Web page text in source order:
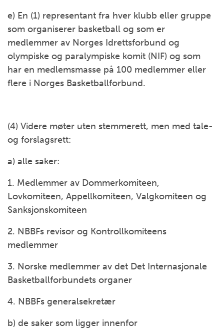
e) En (1) representant fra hver klubb eller gruppe
som organiserer basketball og som er
medlemmer av Norges Idrettsforbund og
olympiske og paralympiske komit (NIF) og som
har en medlemsmasse på 100 medlemmer eller
flere i Norges Basketballforbund.
(4) Videre møter uten stemmerett, men med tale-
og forslagsrett:
a) alle saker:
1. Medlemmer av Dommerkomiteen,
Lovkomiteen, Appellkomiteen, Valgkomiteen og
Sanksjonskomiteen
2. NBBFs revisor og Kontrollkomiteens
medlemmer
3. Norske medlemmer av det Det Internasjonale
Basketballforbundets organer
4. NBBFs generalsekretær
b) de saker som ligger innenfor